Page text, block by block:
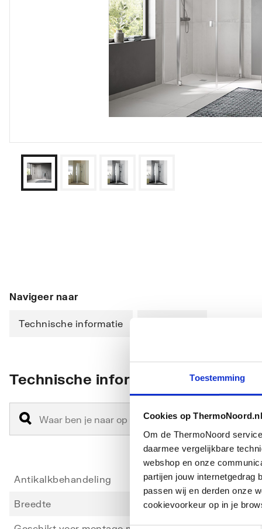
Toestemming
Cookies op ThermoNoord.nl
Om de ThermoNoord
daarmee vergelijkbare
webshop en onze
partijen jouw internetgedrag
passen wij en derden onze
cookievoorkeur op in je
Navigeer naar
Technische informatie
Technische informatie
Antikalkbehandeling Nee
Breedte 780